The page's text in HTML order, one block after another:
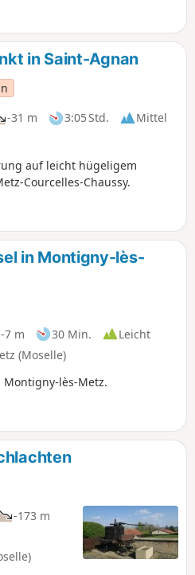
Sie die
einer
haben,
mit seinen
je nach
pflücken
und 2021 in
mit weniger
es sich gut
Symphonie
mit
in Saint-Agnan
-31 m 3:05 Std.
Mittel
auf leicht hügeligem
Courcelles-Chaussy.
in Montigny-lès-
-7 m 30 Min.
Leicht
(Moselle)
lès-Metz.
-173 m